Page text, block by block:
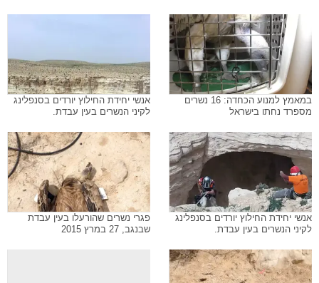
במאמץ למנוע הכחדה: 16 נשרים
מספרד נחתו בישראל
אנשי יחידת החילוץ יורדים בסנפלינג
לקיני הנשרים בעין עבדת.
אנשי יחידת החילוץ יורדים בסנפלינג
לקיני הנשרים בעין עבדת.
פגרי נשרים שהורעלו בעין עבדת
שבנגב, 27 במרץ 2015